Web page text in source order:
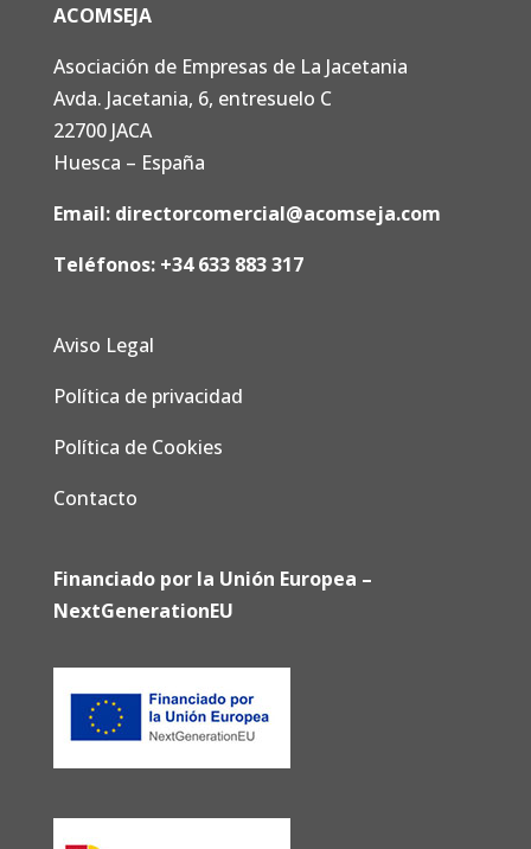
ACOMSEJA
Asociación de Empresas de La Jacetania
Avda. Jacetania, 6, entresuelo C
22700 JACA
Huesca – España
Email: directorcomercial@acomseja.com
Teléfonos: +34 633 883 317
Aviso Legal
Política de privacidad
Política de Cookies
Contacto
Financiado por la Unión Europea –
NextGenerationEU